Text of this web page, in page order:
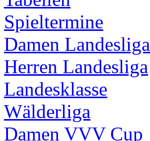
Spieltermine
Damen Landesliga
Herren Landesliga
Landesklasse
Wälderliga
Damen VVV Cup